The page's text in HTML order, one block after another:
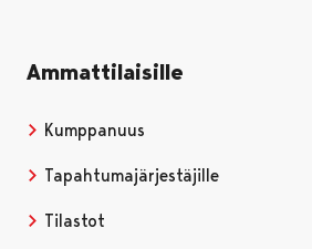
Ammattilaisille
Kumppanuus
Tapahtumajärjestäjille
Tilastot